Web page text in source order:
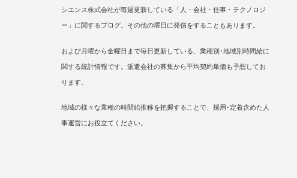
シエンス株式会社が毎週更新している「人・会社・仕事・テクノロジ
ー」に関するブログ。その他の曜日に発信をすることもあります。
および月曜から金曜日まで毎日更新している、業種別･地域別時間給に
関する統計情報です。派遣会社の募集から平均契約単価も予想してお
ります。
地域の様々な業種の時間給推移を把握することで、採用･定着含めた人
事運営にお役立てください。